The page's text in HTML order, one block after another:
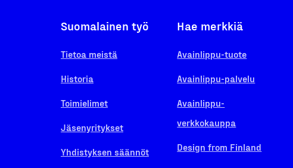
Suomalainen työ
Tietoa meistä
Historia
Toimielimet
Jäsenyritykset
Yhdistyksen säännöt
Hae merkkiä
Avainlippu-tuote
Avainlippu-palvelu
Avainlippu-
verkkokauppa
Design from Finland